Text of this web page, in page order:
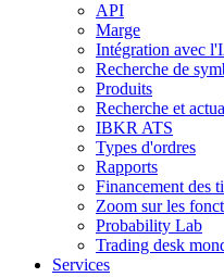
API
Marge
Intégration avec
Recherche de
Produits
Recherche et
IBKR ATS
Types d'ordres
Rapports
Financement des
Zoom sur les
Probability Lab
Trading desk
Services